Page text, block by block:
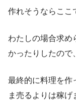
作れそうならここ
わたしの場合求め
かったりしたので、
最終的に料理を作
ま売るよりは稼げ